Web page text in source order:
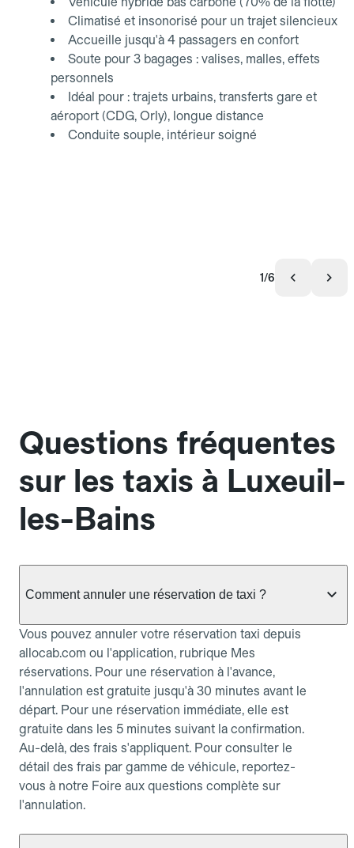
Climatisé et insonorisé pour un trajet silencieux
Accueille jusqu'à 4 passagers en confort
Soute pour 3 bagages : valises, malles, effets
personnels
Idéal pour : trajets urbains, transferts gare et
aéroport (CDG, Orly), longue distance
Conduite souple, intérieur soigné
1/6
Questions fréquentes
sur les taxis à Luxeuil-
les-Bains
Comment annuler une réservation de taxi ?
Vous pouvez annuler votre réservation taxi depuis
allocab.com ou l'application, rubrique Mes
réservations. Pour une réservation à l'avance,
l'annulation est gratuite jusqu'à 30 minutes avant le
départ. Pour une réservation immédiate, elle est
gratuite dans les 5 minutes suivant la confirmation.
Au-delà, des frais s'appliquent. Pour consulter le
détail des frais par gamme de véhicule, reportez-
vous à notre Foire aux questions complète sur
l'annulation.